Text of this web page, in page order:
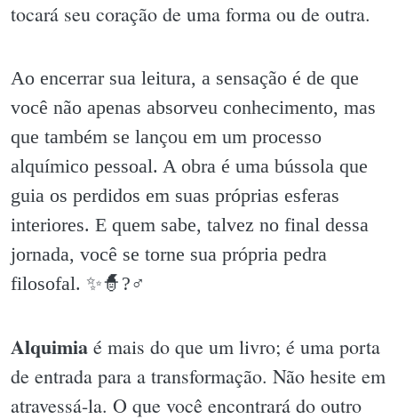
tocará seu coração de uma forma ou de outra.
Ao encerrar sua leitura, a sensação é de que
você não apenas absorveu conhecimento, mas
que também se lançou em um processo
alquímico pessoal. A obra é uma bússola que
guia os perdidos em suas próprias esferas
interiores. E quem sabe, talvez no final dessa
jornada, você se torne sua própria pedra
filosofal. ✨️🧙?♂️
Alquimia é mais do que um livro; é uma porta
de entrada para a transformação. Não hesite em
atravessá-la. O que você encontrará do outro